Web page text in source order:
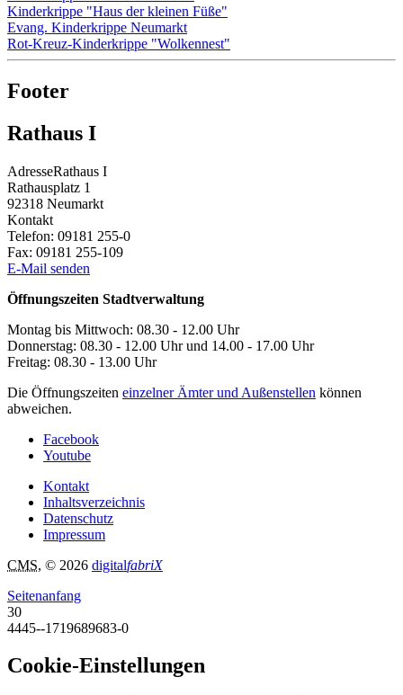
Kinderkrippe "Haus der kleinen Füße"
Evang. Kinderkrippe Neumarkt
Rot-Kreuz-Kinderkrippe "Wolkennest"
Footer
Rathaus I
AdresseRathaus I
Rathausplatz 1
92318 Neumarkt
Kontakt
Telefon: 09181 255-0
Fax: 09181 255-109
E-Mail senden
Öffnungszeiten Stadtverwaltung
Montag bis Mittwoch: 08.30 - 12.00 Uhr
Donnerstag: 08.30 - 12.00 Uhr und 14.00 - 17.00 Uhr
Freitag: 08.30 - 13.00 Uhr
Die Öffnungszeiten einzelner Ämter und Außenstellen können
abweichen.
Facebook
Youtube
Kontakt
Inhaltsverzeichnis
Datenschutz
Impressum
CMS, © 2026 digitalfabriX
Seitenanfang
30
4445--1719689683-0
Cookie-Einstellungen